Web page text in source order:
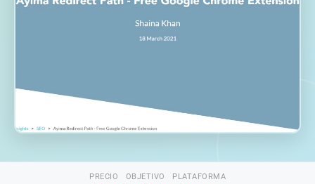
PRECIO OBJETIVO PLATAFORMA